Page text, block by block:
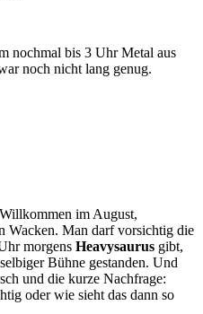
nochmal bis 3 Uhr Metal aus
noch nicht lang genug.
im August,
Wacken. Man darf vorsichtig die
morgens Heavysaurus gibt,
Bühne gestanden. Und
und die kurze Nachfrage:
oder wie sieht das dann so